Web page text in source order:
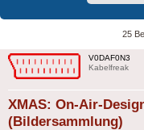
25
V0DAF0N3
Kabelfreak
XMAS: On-Air-
(Bildersammlung)